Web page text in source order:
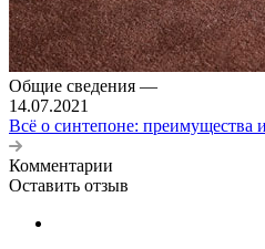
Общие сведения —
14.07.2021
Всё о синтепоне: преимущества
Комментарии
Оставить отзыв